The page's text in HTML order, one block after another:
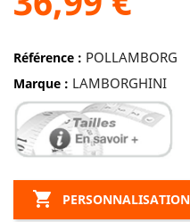
Référence : POLLAMBORG
Marque : LAMBORGHINI
 PERSONNALISATION